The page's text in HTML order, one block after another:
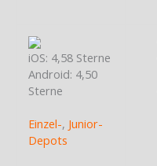
iOS: 4,58 Sterne
Android: 4,50
Sterne
Einzel-, Junior-
Depots